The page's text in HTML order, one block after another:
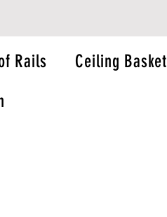
Rails
Ceiling Basket